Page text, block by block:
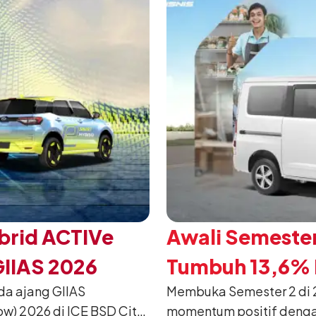
ACTIVe
2026
ajang GIIAS
2026 di ICE BSD City,
Awali
Tumbuh 13,6%
Membuka Semester 2
momentum positif